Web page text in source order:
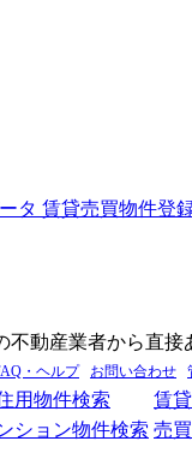
不動産業者から直接
・ヘルプ お問い合わせ
用物件検索
賃
ション物件検索 売